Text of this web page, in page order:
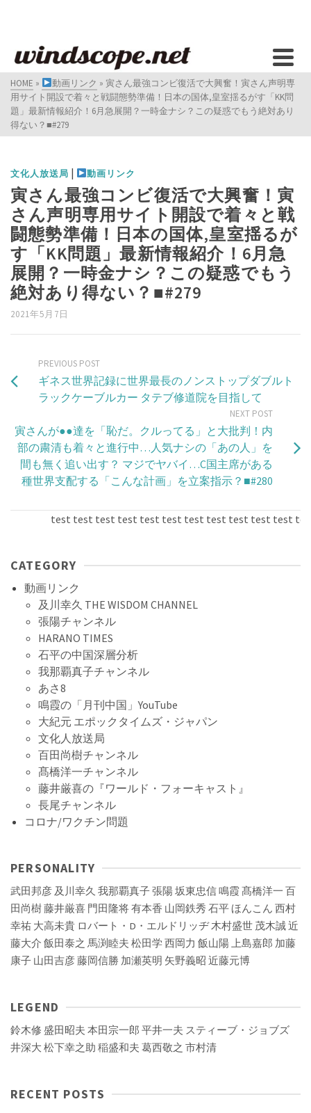
HOME » 動画リンク » 寅さん最強コンビ復活で大興奮！寅さん声明専
用サイト開設で着々と戦闘態勢準備！日本の国体,皇室揺るがす「KK問
題」最新情報紹介！6月急展開？一時金ナシ？この疑惑でもう絶対あり
得ない？■#279​
文化人放送局 | 動画リンク
寅さん最強コンビ復活で大興奮！寅
さん声明専用サイト開設で着々と戦
闘態勢準備！日本の国体,皇室揺るが
す「KK問題」最新情報紹介！6月急
展開？一時金ナシ？この疑惑でもう
絶対あり得ない？■#279​
2021年5月7日
PREVIOUS POST
ギネス世界記録に世界最長のノンストップダブルト
ラックケーブルカー タテブ修道院を目指して
NEXT POST
寅さんが●●達を「恥だ。クルってる」と大批判！内
部の粛清も着々と進行中…人気ナシの「あの人」を
間も無く追い出す？ マジでヤバイ…C国主席がある
種世界支配する「こんな計画」を立案指示？■#280​
test test test test test test test test test test test
CATEGORY
動画リンク
及川幸久 THE WISDOM CHANNEL
張陽チャンネル
HARANO TIMES
石平の中国深層分析
我那覇真子チャンネル
あさ8
鳴霞の「月刊中国」YouTube
大紀元 エポックタイムズ・ジャパン
文化人放送局
百田尚樹チャンネル
髙橋洋一チャンネル
藤井厳喜の『ワールド・フォーキャスト』
長尾チャンネル
コロナ/ワクチン問題
PERSONALITY
武田邦彦 及川幸久 我那覇真子張陽坂東忠信鳴霞 髙橋洋一 百
田尚樹藤井厳喜 門田隆将有本香 山岡鉄秀 石平 ほんこん 西村
幸祐 大高未貴 ロバート・D・エルドリッヂ木村盛世 茂木誠近
藤大介 飯田泰之 馬渕睦夫 松田学 西岡力 飯山陽上島嘉郎 加藤
康子 山田吉彦藤岡信勝 加瀬英明 矢野義昭 近藤元博
LEGEND
鈴木修 盛田昭夫 本田宗一郎 平井一夫 スティーブ・ジョブズ
井深大 松下幸之助 稲盛和夫 葛西敬之 市村清
RECENT POSTS